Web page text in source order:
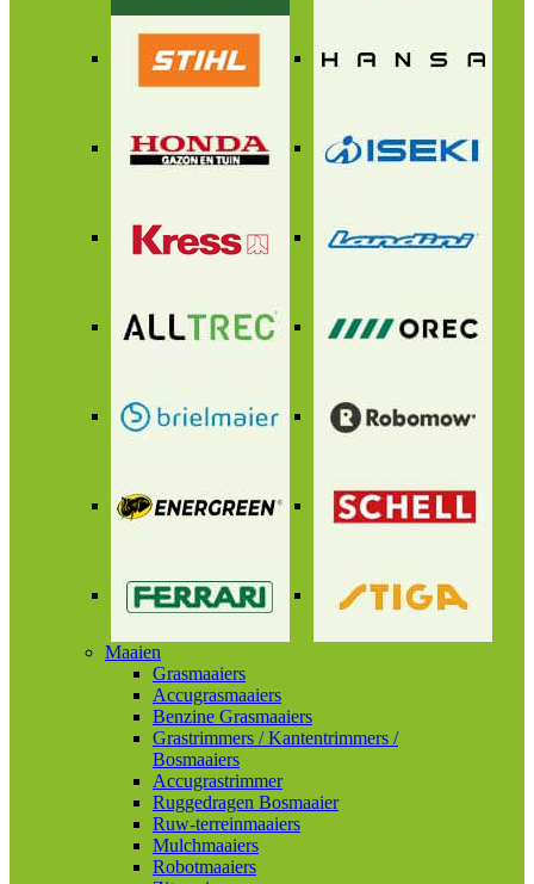
Maaien
Grasmaaiers
Accugrasmaaiers
Benzine Grasmaaiers
Grastrimmers / Kantentrimmers /
Bosmaaiers
Accugrastrimmer
Ruggedragen Bosmaaier
Ruw-terreinmaaiers
Mulchmaaiers
Robotmaaiers